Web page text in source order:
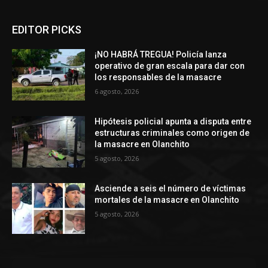
EDITOR PICKS
¡NO HABRÁ TREGUA! Policía lanza
operativo de gran escala para dar con
los responsables de la masacre
6 agosto, 2026
Hipótesis policial apunta a disputa entre
estructuras criminales como origen de
la masacre en Olanchito
5 agosto, 2026
Asciende a seis el número de víctimas
mortales de la masacre en Olanchito
5 agosto, 2026